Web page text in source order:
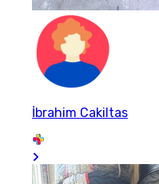
İbrahim Cakiltas